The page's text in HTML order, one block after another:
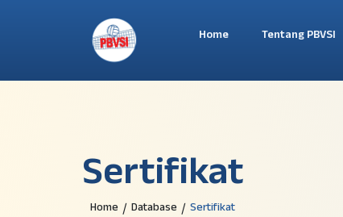
Home Tentang PBVSI
Sertifikat
Home / Database / Sertifikat